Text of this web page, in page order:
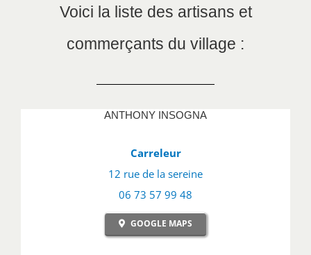
Voici la liste des artisans et
commerçants du village :
ANTHONY INSOGNA
Carreleur
12 rue de la sereine
06 73 57 99 48
GOOGLE MAPS